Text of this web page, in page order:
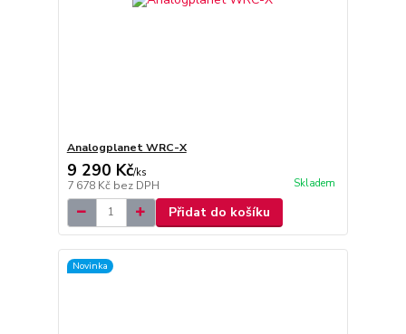
Analogplanet WRC-X
9 290 Kč/ks
7 678 Kč bez DPH Skladem
Přidat do košíku
Novinka